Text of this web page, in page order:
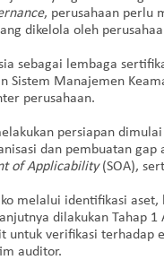
, perusahaan perlu
dikelola oleh
sebagai lembaga
Sistem Manajemen
perusahaan.
persiapan
dan pembuatan gap
of Applicability(SOA),
melalui identifikasi aset,
dilakukan Tahap
untuk verifikasi terhadap
auditor.